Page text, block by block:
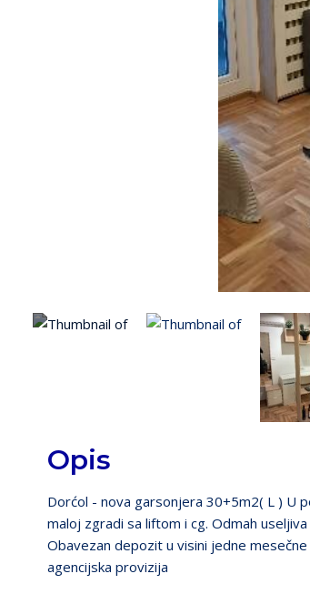
Opis
Dorćol - nova garsonjera 30+5m2( L ) U
maloj zgradi sa liftom i cg. Odmah useljiva
Obavezan depozit u visini jedne mesečne
agencijska provizija